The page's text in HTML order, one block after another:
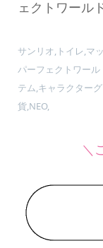
ェクトワール
サンリオ,トイレ,マ
パーフェクトワール
テム,キャラクター
貨,NEO,
＼